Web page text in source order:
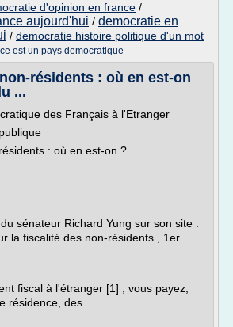
d'opinion en france /
aujourd'hui / democratie en
/ democratie histoire politique d'un mot
est un pays democratique
résidents : où en est-on
...
des Français à l'Etranger
: où en est-on ?
sénateur Richard Yung sur son site :
la fiscalité des non-résidents , 1er
fiscal à l'étranger [1] , vous payez,
résidence, des...